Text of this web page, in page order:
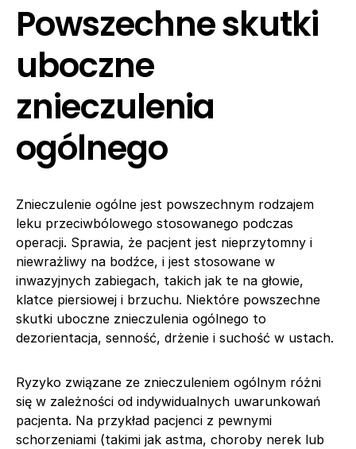
Powszechne skutki
uboczne
znieczulenia
ogólnego
Znieczulenie ogólne jest powszechnym rodzajem
leku przeciwbólowego stosowanego podczas
operacji. Sprawia, że pacjent jest nieprzytomny i
niewrażliwy na bodźce, i jest stosowane w
inwazyjnych zabiegach, takich jak te na głowie,
klatce piersiowej i brzuchu. Niektóre powszechne
skutki uboczne znieczulenia ogólnego to
dezorientacja, senność, drżenie i suchość w ustach.
Ryzyko związane ze znieczuleniem ogólnym różni
się w zależności od indywidualnych uwarunkowań
pacjenta. Na przykład pacjenci z pewnymi
schorzeniami (takimi jak astma, choroby nerek lub